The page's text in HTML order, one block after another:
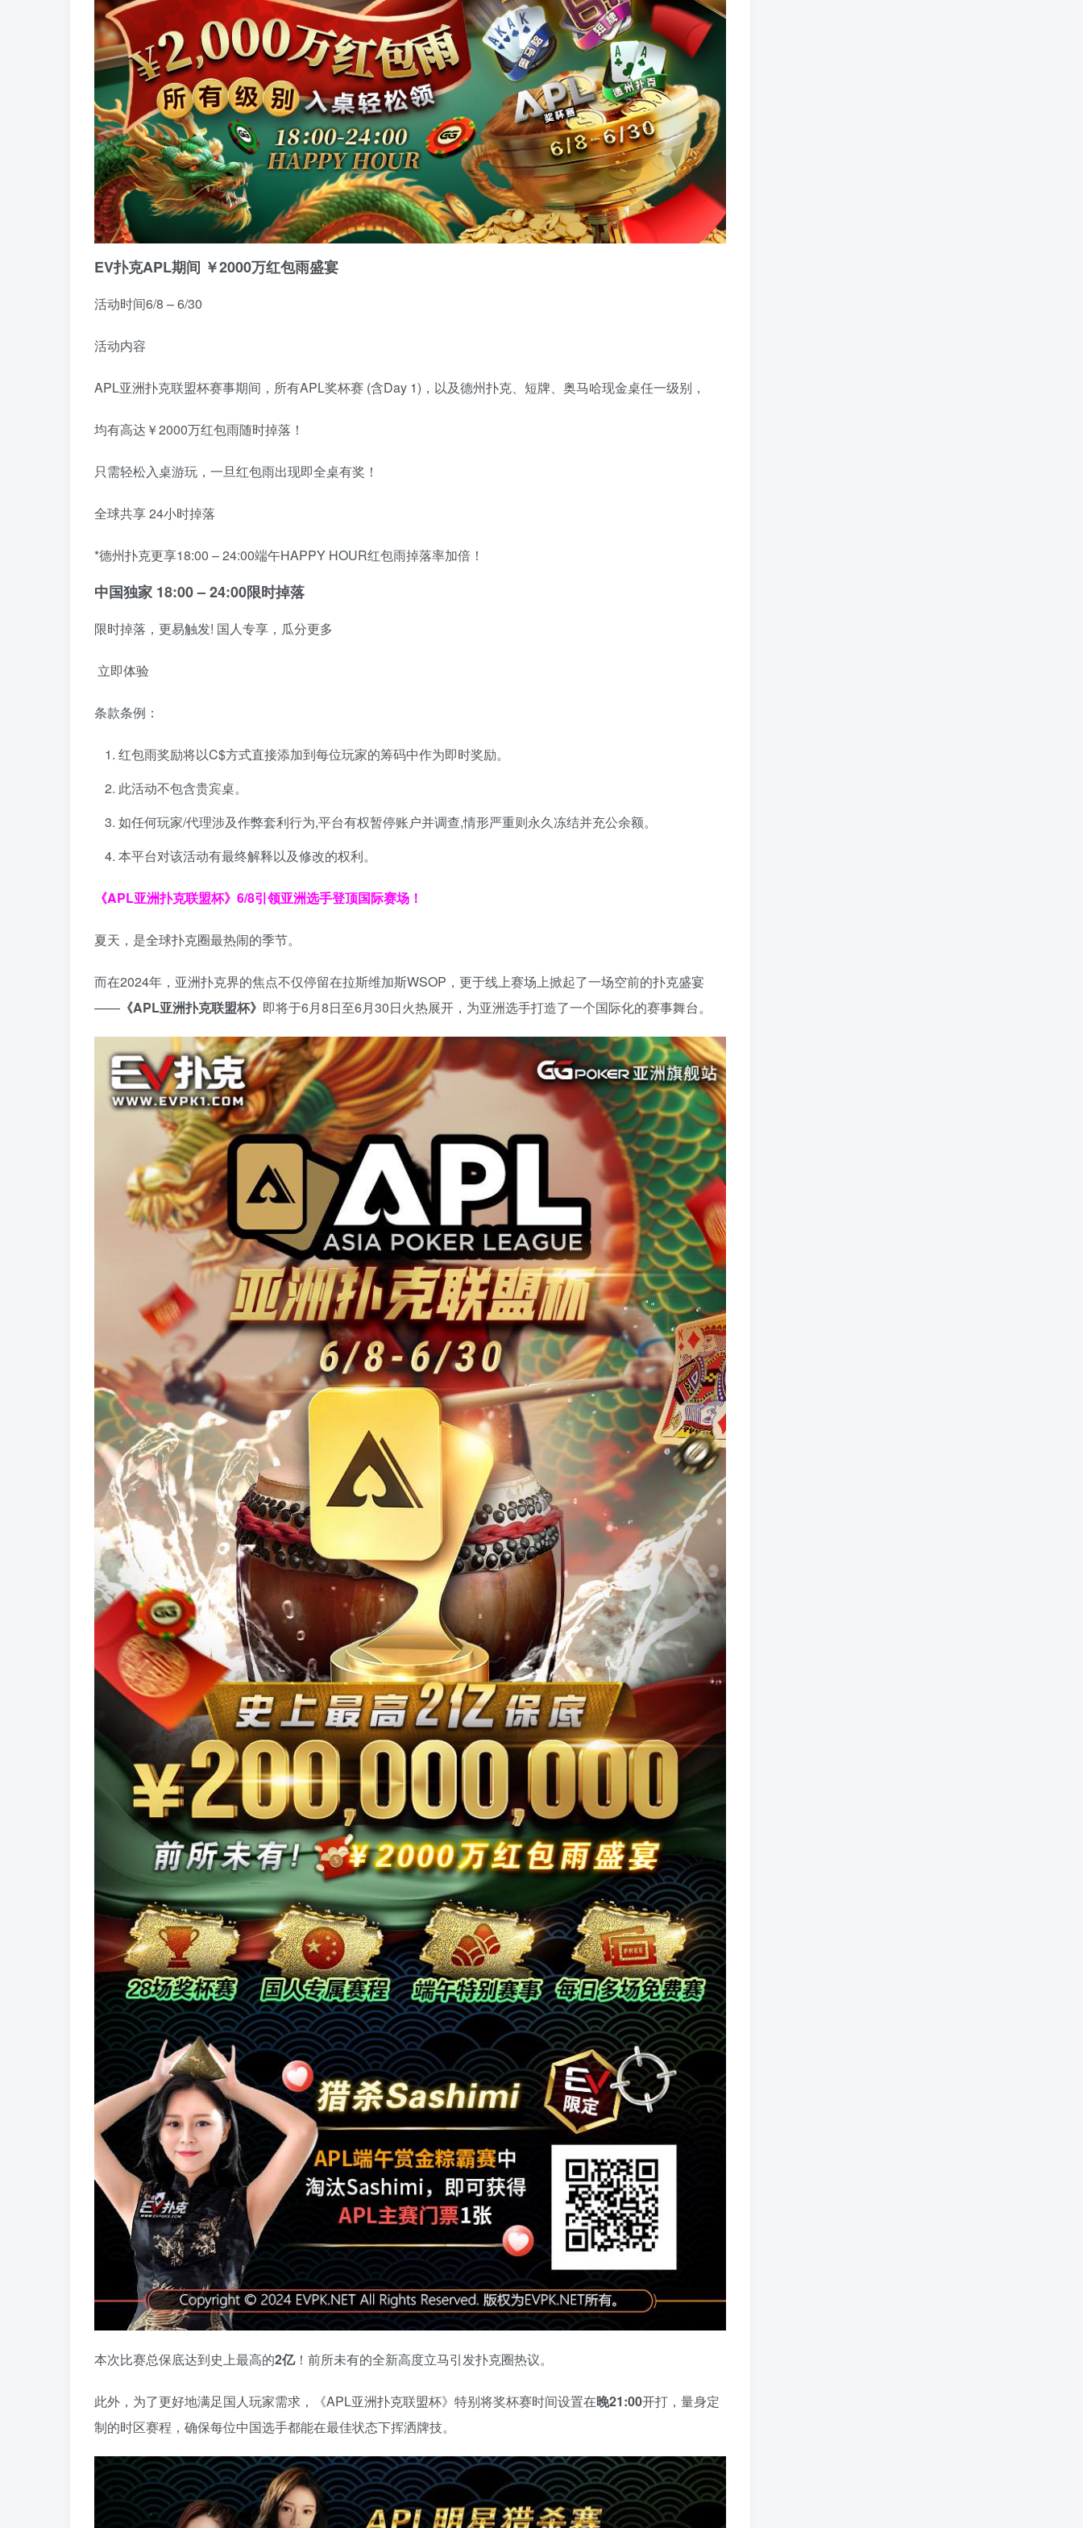
EV扑克APL期间 ￥2000万红包雨盛宴
活动时间6/8 – 6/30
活动内容
APL亚洲扑克联盟杯赛事期间，所有APL奖杯赛 (含Day 1)，以及德州扑克、短牌、奥马哈现金桌任一级别，
均有高达￥2000万红包雨随时掉落！
只需轻松入桌游玩，一旦红包雨出现即全桌有奖！
全球共享 24小时掉落
*德州扑克更享18:00 – 24:00端午HAPPY HOUR红包雨掉落率加倍！
中国独家 18:00 – 24:00限时掉落
限时掉落，更易触发! 国人专享，瓜分更多
立即体验
条款条例：
红包雨奖励将以C$方式直接添加到每位玩家的筹码中作为即时奖励。
此活动不包含贵宾桌。
如任何玩家/代理涉及作弊套利行为,平台有权暂停账户并调查,情形严重则永久冻结并充公余额。
本平台对该活动有最终解释以及修改的权利。
《APL亚洲扑克联盟杯》 6/8引领亚洲选手登顶国际赛场！
夏天，是全球扑克圈最热闹的季节。
而在2024年，亚洲扑克界的焦点不仅停留在拉斯维加斯WSOP，更于线上赛场上掀起了一场空前的扑克盛宴
—— 《APL亚洲扑克联盟杯》 即将于6月8日至6月30日火热展开，为亚洲选手打造了一个国际化的赛事舞台。
本次比赛总保底达到史上最高的2亿！前所未有的全新高度立马引发扑克圈热议。
此外，为了更好地满足国人玩家需求，《APL亚洲扑克联盟杯》特别将奖杯赛时间设置在晚21:00开打，量身定
制的时区赛程，确保每位中国选手都能在最佳状态下挥洒牌技。